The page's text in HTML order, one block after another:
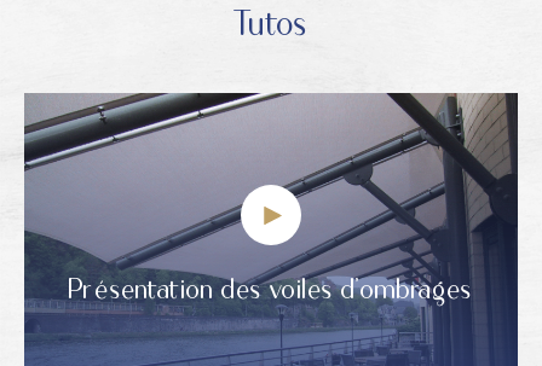
Tutos
Présentation des voiles d’ombrages